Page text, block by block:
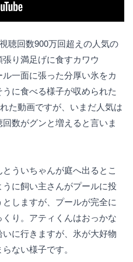
聴回数900万回超えの人気の
り満足げに食すカワウ
一面に張った分厚い氷をカ
に食べる様子が収められた
た動画ですが、いまだ人気は
数がグンと増えると言いま
ういちゃんが庭へ出るとこ
に飼い主さんがプールに投
しますが、プールが完全に
り。アティくんはおっかな
に行きますが、氷が大好物
ない様子です。